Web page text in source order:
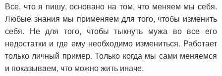
Все, что я пишу, основано на том, что меняем мы себя.
Любые знания мы применяем для того, чтобы изменить
себя. Не для того, чтобы тыкнуть мужа во все его
недостатки и где ему необходимо измениться. Работает
только личный пример. Только когда мы сами меняемся
и показываем, что можно жить иначе.